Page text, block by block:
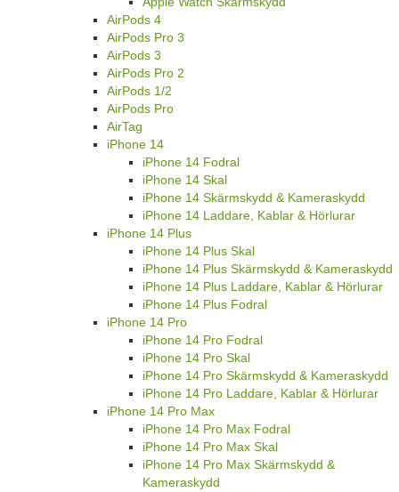
AirPods 4
AirPods Pro 3
AirPods 3
AirPods Pro 2
AirPods 1/2
AirPods Pro
AirTag
iPhone 14
iPhone 14 Fodral
iPhone 14 Skal
iPhone 14 Skärmskydd & Kameraskydd
iPhone 14 Laddare, Kablar & Hörlurar
iPhone 14 Plus
iPhone 14 Plus Skal
iPhone 14 Plus Skärmskydd & Kameraskydd
iPhone 14 Plus Laddare, Kablar & Hörlurar
iPhone 14 Plus Fodral
iPhone 14 Pro
iPhone 14 Pro Fodral
iPhone 14 Pro Skal
iPhone 14 Pro Skärmskydd & Kameraskydd
iPhone 14 Pro Laddare, Kablar & Hörlurar
iPhone 14 Pro Max
iPhone 14 Pro Max Fodral
iPhone 14 Pro Max Skal
iPhone 14 Pro Max Skärmskydd &
Kameraskydd